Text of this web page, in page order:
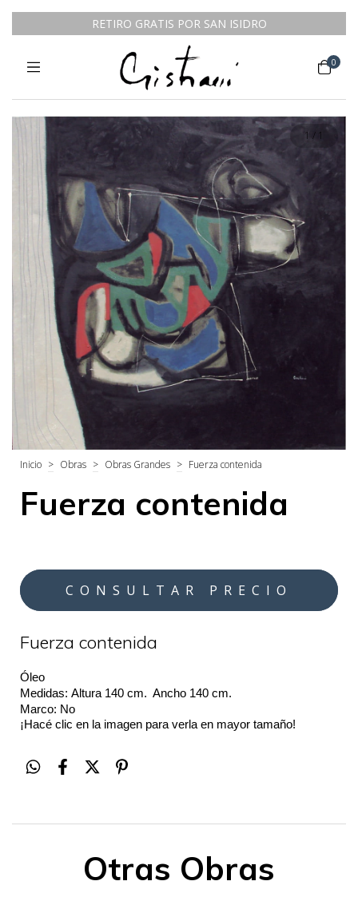
RETIRO GRATIS POR SAN ISIDRO
0
1 / 1
Inicio > Obras > Obras Grandes > Fuerza contenida
Fuerza contenida
Fuerza contenida
Óleo
Medidas: Altura 140 cm.  Ancho 140 cm.
Marco: No
¡Hacé clic en la imagen para verla en mayor tamaño!
Otras Obras